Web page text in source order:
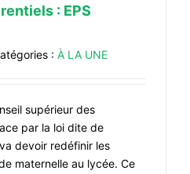
LA FSU 04
#ACTIONS
#VOS ÉLUES
: EPS
: À LA UNE
supérieur des
par la loi dite de
devoir redéfinir les
maternelle au lycée. Ce